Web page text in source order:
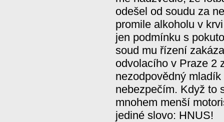
odešel od soudu za
promile alkoholu v
jen podmínku s
soud mu řízení
odvolacího v Praze 2
nezodpovědný
nebezpečím. Když to
mnohem menší
jediné slovo: HNUS!